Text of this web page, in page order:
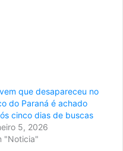
que desapareceu no
do Paraná é achado
cinco dias de buscas
5, 2026
"Noticia"